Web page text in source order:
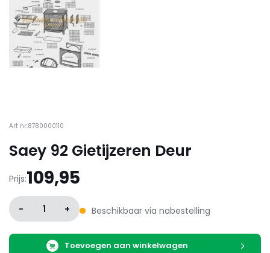
Art nr:8780000110
Saey 92 Gietijzeren Deur
Prijs:109,95
- 1 + Beschikbaar via nabestelling
Toevoegen aan winkelwagen